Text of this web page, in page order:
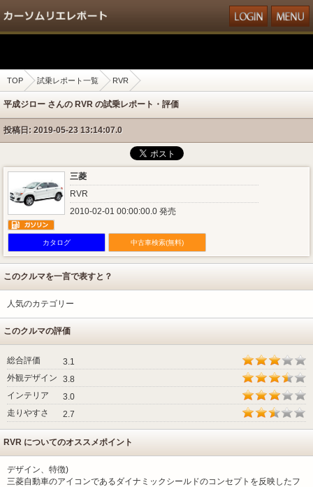
TOP 試乗レポート一覧 RVR
平成ジロー さんの RVR の試乗レポート・評価
投稿日: 2019-05-23 13:14:07.0
三菱
RVR
2010-02-01 00:00:00.0 発売
カタログ 中古車検索(無料)
このクルマを一言で表すと？
人気のカテゴリー
このクルマの評価
総合評価
3.1
外観デザイン
3.8
インテリア
3.0
走りやすさ
2.7
RVR についてのオススメポイント
デザイン、特徴)
三菱自動車のアイコンであるダイナミックシールドのコンセプトを反映したフ